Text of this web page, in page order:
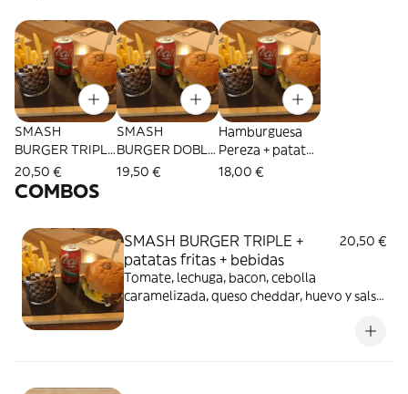
SMASH
BURGER TRIPLE
+ patatas fritas +
bebidas
20,50 €
SMASH
BURGER DOBLE
+ patatas fritas +
19,50 €
Hamburguesa
Pereza + patatas
fritas + bebida
18,00 €
COMBOS
SMASH BURGER TRIPLE +
patatas fritas + bebidas
20,50 €
Tomate, lechuga, bacon, cebolla
caramelizada, queso cheddar, huevo y salsa